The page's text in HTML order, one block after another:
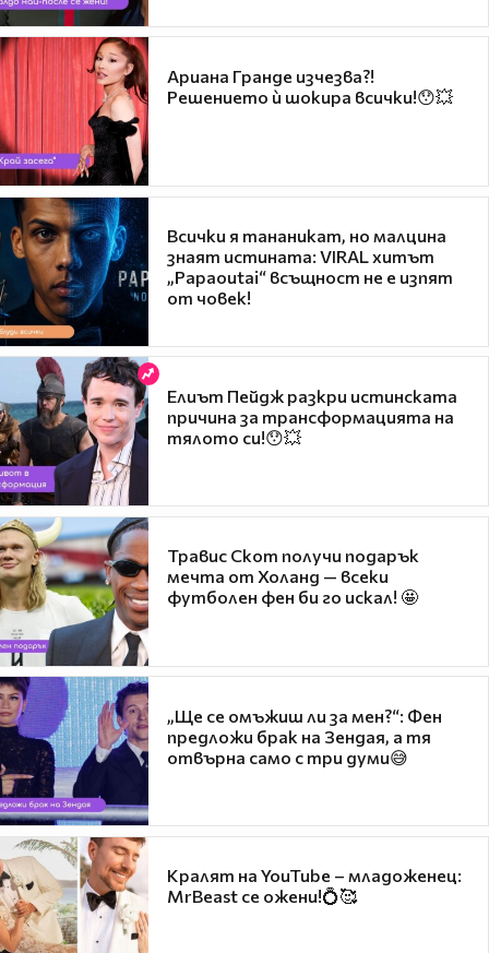
Ариана Гранде изчезва?!
Решението ѝ шокира всички!😯💥
Всички я тананикат, но малцина
знаят истината: VIRAL хитът
„Papaoutai“ всъщност не е изпят
от човек!
Елиът Пейдж разкри истинската
причина за трансформацията на
тялото си!😯💥
Травис Скот получи подарък
мечта от Холанд — всеки
футболен фен би го искал! 🤩
„Ще се омъжиш ли за мен?“: Фен
предложи брак на Зендая, а тя
отвърна само с три думи😅
Кралят на YouTube – младоженец:
MrBeast се ожени!💍🥰